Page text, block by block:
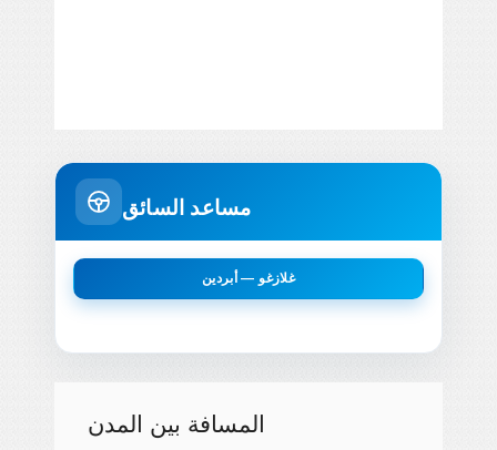
مساعد السائق
غلازغو — أبردين
المسافة بين المدن